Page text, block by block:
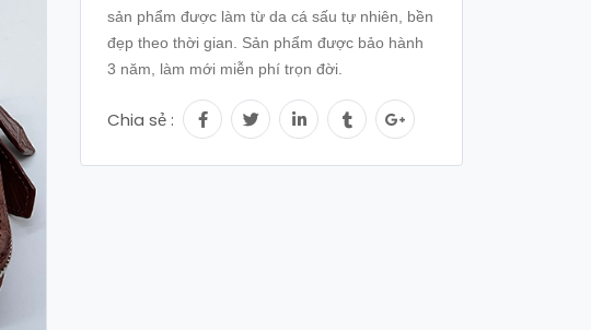
sản phẩm được làm từ da cá sấu tự nhiên, bền
đẹp theo thời gian. Sản phẩm được bảo hành
3 năm, làm mới miễn phí trọn đời.
Chia sẻ :